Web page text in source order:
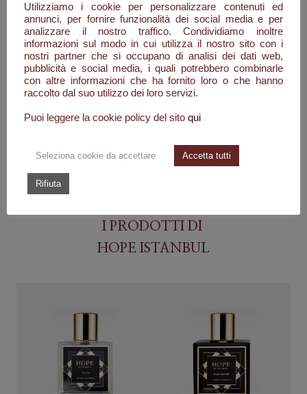
I PRODOTTI DI
HOPE ISTANBUL
Utilizziamo i cookie per personalizzare contenuti ed
annunci, per fornire funzionalità dei social media e per
analizzare il nostro traffico. Condividiamo inoltre
informazioni sul modo in cui utilizza il nostro sito con i
nostri partner che si occupano di analisi dei dati web,
pubblicità e social media, i quali potrebbero combinarle
con altre informazioni che ha fornito loro o che hanno
raccolto dal suo utilizzo dei loro servizi.
Puoi leggere la cookie policy del sito qui
Seleziona cookie da accettare Accetta tutti
Rifiuta